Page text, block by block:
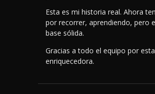
Esta es mi historia real. Ahora
por recorrer, aprendiendo, pero
base sólida.
Gracias a todo el equipo por
enriquecedora.